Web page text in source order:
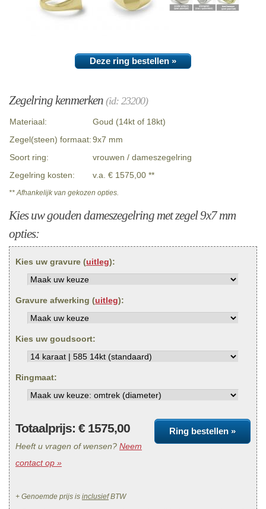
Deze ring bestellen »
Zegelring kenmerken (id: 23200)
Materiaal:
Goud (14kt of 18kt)
Zegel(steen) formaat:9x7 mm
Soort ring:
vrouwen / dameszegelring
Zegelring kosten:
v.a. € 1575,00 **
** Afhankelijk van gekozen opties.
Kies uw gouden dameszegelring met zegel 9x7 mm
opties:
Kies uw gravure (uitleg):
Gravure afwerking (uitleg):
Kies uw goudsoort:
Ringmaat:
Ring bestellen »
Totaalprijs: € 1575,00
Heeft u vragen of wensen? Neem
contact op »
+ Genoemde prijs is inclusiefBTW